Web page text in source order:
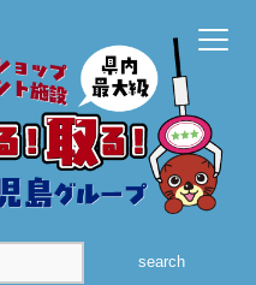
search